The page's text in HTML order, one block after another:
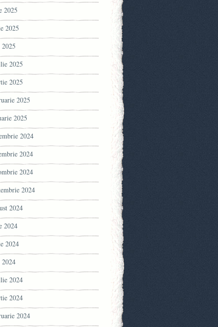
2025
2025
2025
2025
2025
2025
2024
2024
2024
2024
2024
2024
2024
2024
2024
2024